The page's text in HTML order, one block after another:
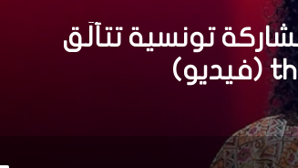
إلى الحجاب في
سنة